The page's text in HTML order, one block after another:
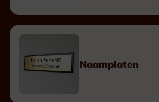
Naamplaten